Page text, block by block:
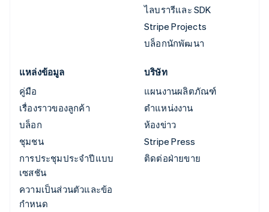
ไลบรารีและ SDK
Stripe Projects
บล็อกนักพัฒนา
แหล่งข้อมูล
คู่มือ
เรื่องราวของลูกค้า
บล็อก
ชุมชน
การประชุมประจำปีแบบ
เซสชัน
ความเป็นส่วนตัวและข้อ
กำหนด
บริษัท
แผนงานผลิตภัณฑ์
ตำแหน่งงาน
ห้องข่าว
Stripe Press
ติดต่อฝ่ายขาย